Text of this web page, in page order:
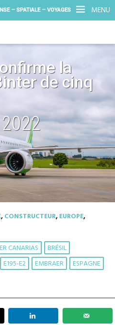
MENU
– SPATIALE – VOYAGES
la
de cinq
,CONSTRUCTEUR,EUROPE,
CANARIAS
BRÉSIL
E195-E2 EMBRAER
ESPAGNE